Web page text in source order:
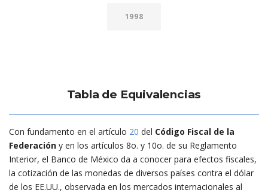
1998
Tabla de Equivalencias
Con fundamento en el artículo 20 del Código Fiscal de la
Federación y en los artículos 8o. y 10o. de su Reglamento
Interior, el Banco de México da a conocer para efectos fiscales,
la cotización de las monedas de diversos países contra el dólar
de los EE.UU., observada en los mercados internacionales al